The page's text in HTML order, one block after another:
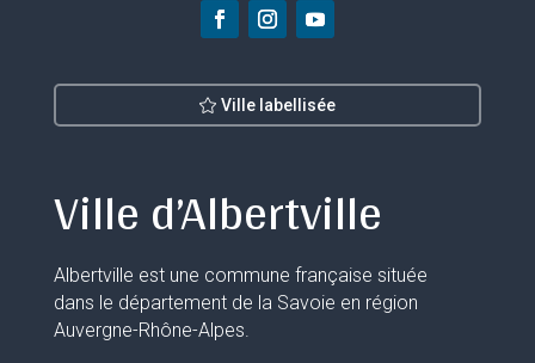
Ville labellisée
Ville d’Albertville
Albertville est une commune française située
dans le département de la Savoie en région
Auvergne-Rhône-Alpes.